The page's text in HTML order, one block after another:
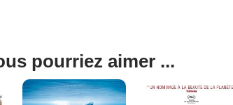
pourriez aimer ...